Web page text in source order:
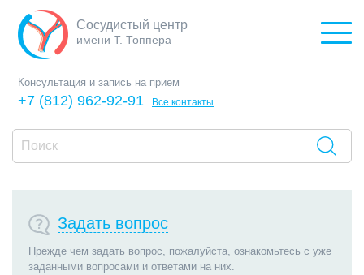
Сосудистый центр
имени Т. Топпера
Консультация и запись на прием
+7 (812) 962-92-91 Все контакты
Задать вопрос
Прежде чем задать вопрос, пожалуйста, ознакомьтесь с уже
заданными вопросами и ответами на них.